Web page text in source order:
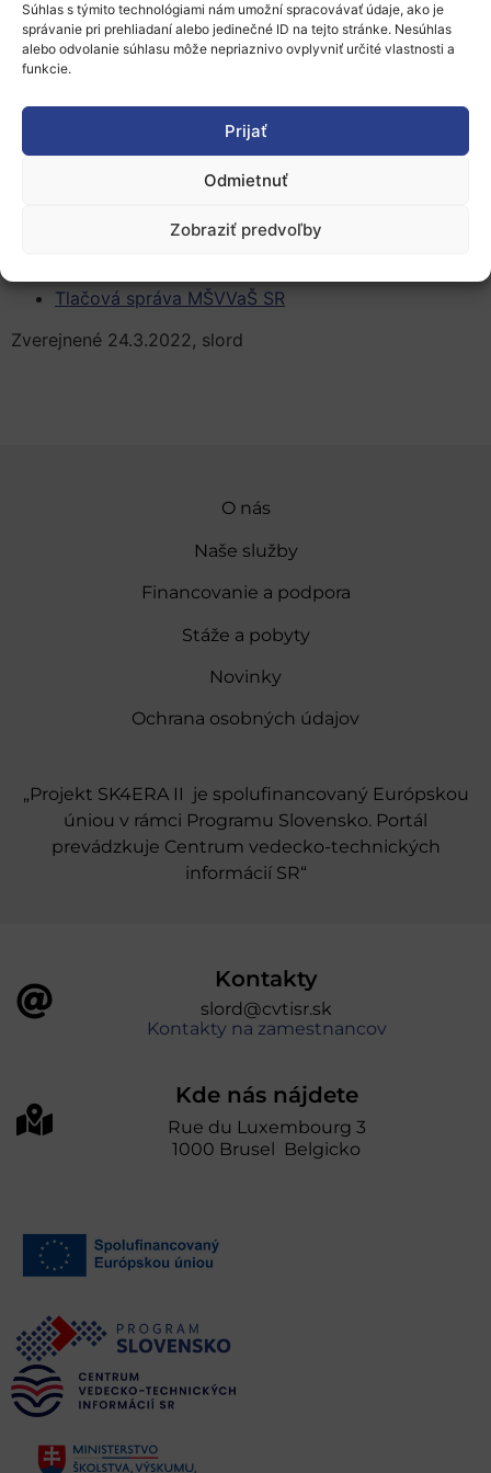
Súhlas s týmito technológiami nám umožní spracovávať údaje, ako je
správanie pri prehliadaní alebo jedinečné ID na tejto stránke. Nesúhlas
alebo odvolanie súhlasu môže nepriaznivo ovplyvniť určité vlastnosti a
funkcie.
Prijať
Odmietnuť
Zobraziť predvoľby
sa uznal stupeň vzdelania aj pri tretích krajinách.
Úpravou má prejsť ajFond na podporu vzdelávania,
ktorý by sa mal rozšíriť aj o osoby, ktoré boli zasiahnuté
Okrem pomoci Ukrajine prijal rezort školstva aj sankcie
voči Ruskej federácii. Najvýznamnejšie je zastavenie
vedy a výskumu s Ruskom
Tlačová správa MŠVVaŠ SR
Zverejnené 24.3.2022, slord
O nás
Naše služby
Financovanie a podpora
Stáže a pobyty
Novinky
Ochrana osobných údajov
„Projekt SK4ERA II je spolufinancovaný Európskou
úniou v rámci Programu Slovensko. Portál
prevádzkuje Centrum vedecko-technických
informácií SR“
Kontakty
slord@cvtisr.sk
Kontakty na zamestnancov
Kde nás nájdete
Rue du Luxembourg 3
1000 Brusel Belgicko